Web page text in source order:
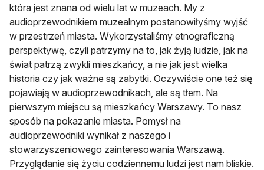
która jest znana od wielu lat w muzeach. My z
audioprzewodnikiem muzealnym postanowiłyśmy wyjść
w przestrzeń miasta. Wykorzystaliśmy etnograficzną
perspektywę, czyli patrzymy na to, jak żyją ludzie, jak na
świat patrzą zwykli mieszkańcy, a nie jak jest wielka
historia czy jak ważne są zabytki. Oczywiście one też się
pojawiają w audioprzewodnikach, ale są tłem. Na
pierwszym miejscu są mieszkańcy Warszawy. To nasz
sposób na pokazanie miasta. Pomysł na
audioprzewodniki wynikał z naszego i
stowarzyszeniowego zainteresowania Warszawą.
Przyglądanie się życiu codziennemu ludzi jest nam bliskie.